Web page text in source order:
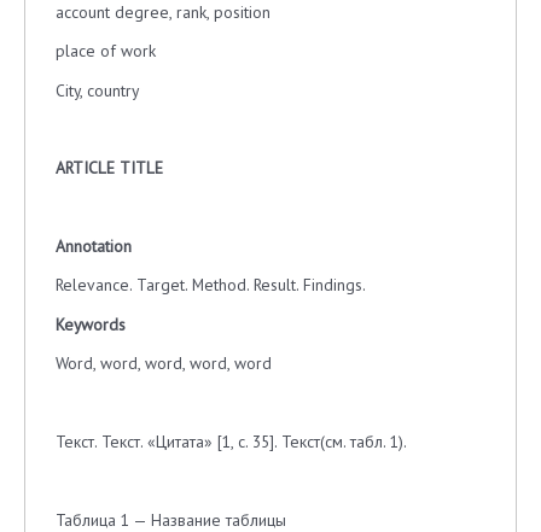
account degree, rank, position
place of work
City, country
ARTICLE TITLE
Annotation
Relevance. Target. Method. Result. Findings.
Keywords
Word, word, word, word, word
Текст. Текст. «Цитата» [1, с. 35]. Текст(см. табл. 1).
Таблица 1 — Название таблицы